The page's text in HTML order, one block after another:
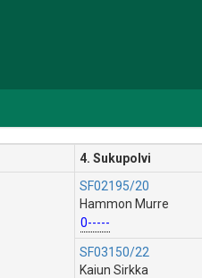
4. Sukupolvi
SF02195/20
Hammon Murre
0-----
SF03150/22
Kaiun Sirkka